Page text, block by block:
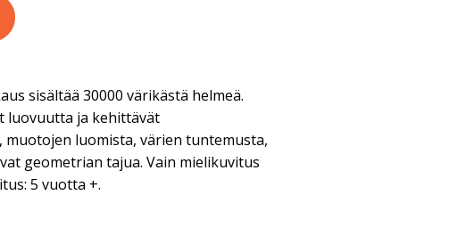
sisältää 30000 värikästä helmeä.
luovuutta ja kehittävät
luomista, värien tuntemusta,
geometrian tajua. Vain mielikuvitus
5 vuotta +.